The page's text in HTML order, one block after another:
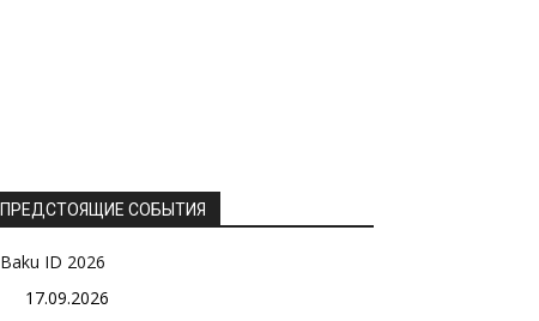
ПРЕДСТОЯЩИЕ СОБЫТИЯ
Baku ID 2026
17.09.2026